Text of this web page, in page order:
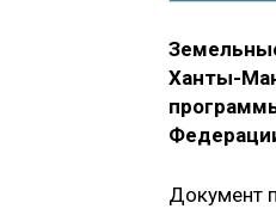
Ханты-
Документ